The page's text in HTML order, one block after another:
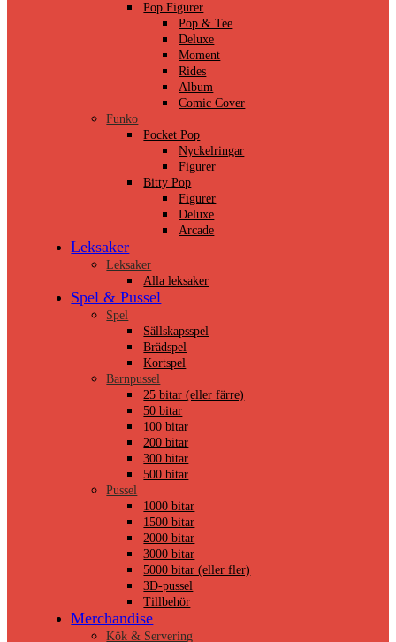
Pop Figurer
Pop & Tee
Deluxe
Moment
Rides
Album
Comic Cover
Funko
Pocket Pop
Nyckelringar
Figurer
Bitty Pop
Figurer
Deluxe
Arcade
Leksaker
Leksaker
Alla leksaker
Spel & Pussel
Spel
Sällskapsspel
Brädspel
Kortspel
Barnpussel
25 bitar (eller färre)
50 bitar
100 bitar
200 bitar
300 bitar
500 bitar
Pussel
1000 bitar
1500 bitar
2000 bitar
3000 bitar
5000 bitar (eller fler)
3D-pussel
Tillbehör
Merchandise
Kök & Servering